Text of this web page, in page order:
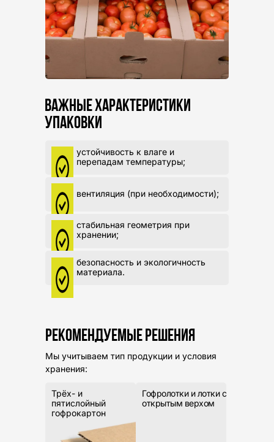
ВАЖНЫЕ ХАРАКТЕРИСТИКИ
УПАКОВКИ
устойчивость к влаге и
перепадам температуры;
вентиляция (при необходимости);
стабильная геометрия при
хранении;
безопасность и экологичность
материала.
РЕКОМЕНДУЕМЫЕ РЕШЕНИЯ
Мы учитываем тип продукции и условия
хранения:
Трёх- и
пятислойный
гофрокартон
Гофролотки и лотки с
открытым верхом